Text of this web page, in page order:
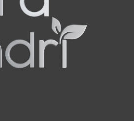
vitamine C.